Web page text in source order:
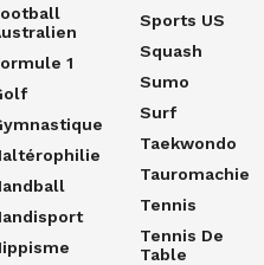
1
Sports US
Squash
Sumo
Surf
Taekwondo
Tauromachie
Tennis
Tennis De
Table